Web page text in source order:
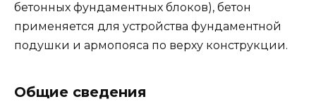
бетонных фундаментных блоков), бетон
применяется для устройства фундаментной
подушки и армопояса по верху конструкции.
Общие сведения